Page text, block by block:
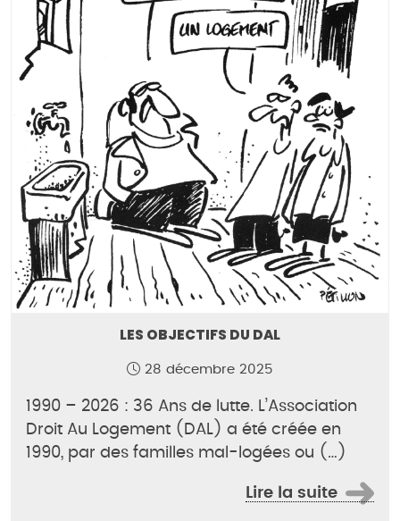
LES OBJECTIFS DU DAL
28 décembre 2025
1990 – 2026 : 36 Ans de lutte. L’Association
Droit Au Logement (DAL) a été créée en
1990, par des familles mal-logées ou (…)
Lire la suite